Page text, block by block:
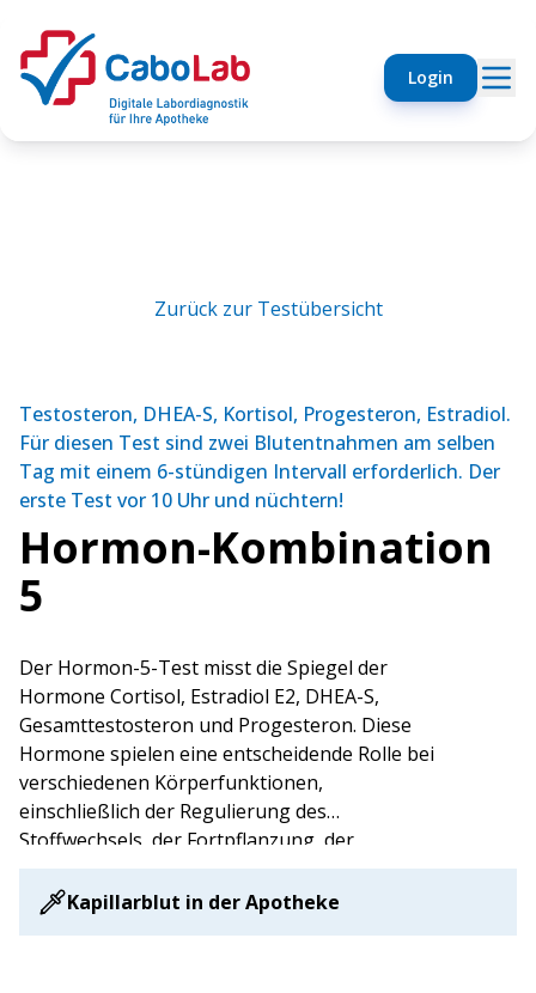
Login
Zurück zur Testübersicht
Testosteron, DHEA-S, Kortisol, Progesteron, Estradiol.
Für diesen Test sind zwei Blutentnahmen am selben
Tag mit einem 6-stündigen Intervall erforderlich. Der
erste Test vor 10 Uhr und nüchtern!
Hormon-Kombination
5
Der Hormon-5-Test misst die Spiegel der
Hormone Cortisol, Estradiol E2, DHEA-S,
Gesamttestosteron und Progesteron. Diese
Hormone spielen eine entscheidende Rolle bei
verschiedenen Körperfunktionen,
einschließlich der Regulierung des
Stoffwechsels, der Fortpflanzung, der
Stressreaktion und der allgemeinen
Gesundheit. Bitte beachten Sie, dass für
Kapillarblut in der Apotheke